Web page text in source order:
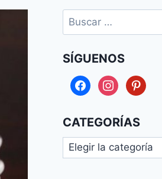
Buscar:
SÍGUENOS
facebookinstagrampinterest
CATEGORÍAS
Categorías